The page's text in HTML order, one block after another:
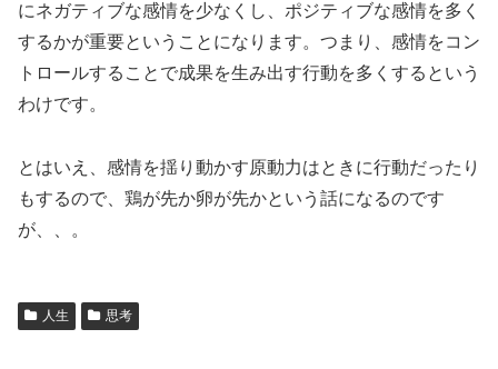
にネガティブな感情を少なくし、ポジティブな感情を多く
するかが重要ということになります。つまり、感情をコン
トロールすることで成果を生み出す行動を多くするという
わけです。
とはいえ、感情を揺り動かす原動力はときに行動だったり
もするので、鶏が先か卵が先かという話になるのです
が、、。
人生 思考